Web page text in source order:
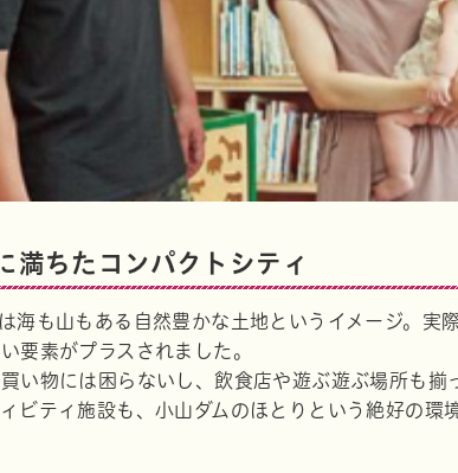
満ちたコンパクトシティ
海も山もある自然豊かな土地というイメージ。実
要素がプラスされました。
い物には困らないし、飲食店や遊ぶ遊ぶ場所も揃
ビティ施設も、小山ダムのほとりという絶好の環